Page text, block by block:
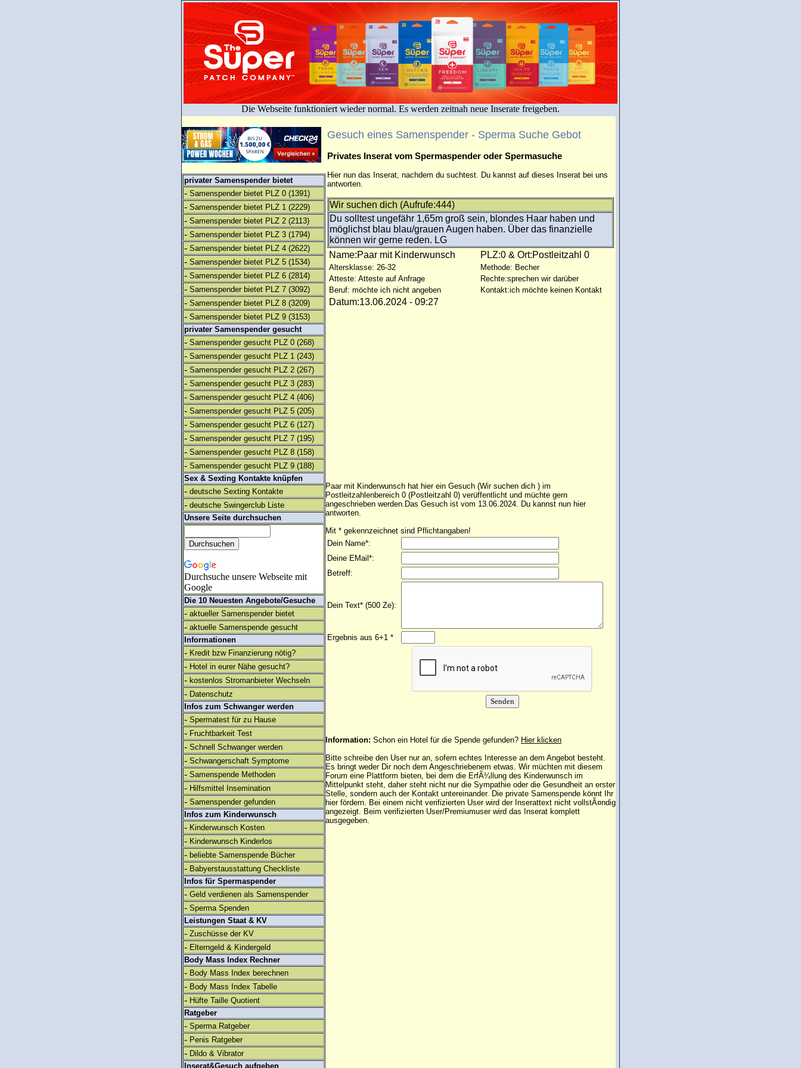
Die Webseite funktioniert wieder normal. Es werden zeitnah neue Inserate freigeben.
privater Samenspender bietet
- Samenspender bietet PLZ 0 (1391)
- Samenspender bietet PLZ 1 (2229)
- Samenspender bietet PLZ 2 (2113)
- Samenspender bietet PLZ 3 (1794)
- Samenspender bietet PLZ 4 (2622)
- Samenspender bietet PLZ 5 (1534)
- Samenspender bietet PLZ 6 (2814)
- Samenspender bietet PLZ 7 (3092)
- Samenspender bietet PLZ 8 (3209)
- Samenspender bietet PLZ 9 (3153)
privater Samenspender gesucht
- Samenspender gesucht PLZ 0 (268)
- Samenspender gesucht PLZ 1 (243)
- Samenspender gesucht PLZ 2 (267)
- Samenspender gesucht PLZ 3 (283)
- Samenspender gesucht PLZ 4 (406)
- Samenspender gesucht PLZ 5 (205)
- Samenspender gesucht PLZ 6 (127)
- Samenspender gesucht PLZ 7 (195)
- Samenspender gesucht PLZ 8 (158)
- Samenspender gesucht PLZ 9 (188)
Sex & Sexting Kontakte knüpfen
- deutsche Sexting Kontakte
- deutsche Swingerclub Liste
Unsere Seite durchsuchen
Durchsuche unsere Webseite mit
Google
Die 10 Neuesten Angebote/Gesuche
- aktueller Samenspender bietet
- aktuelle Samenspende gesucht
Informationen
- Kredit bzw Finanzierung nötig?
- Hotel in eurer Nähe gesucht?
- kostenlos Stromanbieter Wechseln
- Datenschutz
Infos zum Schwanger werden
- Spermatest für zu Hause
- Fruchtbarkeit Test
- Schnell Schwanger werden
- Schwangerschaft Symptome
- Samenspende Methoden
- Hilfsmittel Insemination
- Samenspender gefunden
Infos zum Kinderwunsch
- Kinderwunsch Kosten
- Kinderwunsch Kinderlos
- beliebte Samenspende Bücher
- Babyerstausstattung Checkliste
Infos für Spermaspender
- Geld verdienen als Samenspender
- Sperma Spenden
Leistungen Staat & KV
- Zuschüsse der KV
- Elterngeld & Kindergeld
Body Mass Index Rechner
- Body Mass Index berechnen
- Body Mass Index Tabelle
- Hüfte Taille Quotient
Ratgeber
- Sperma Ratgeber
- Penis Ratgeber
- Dildo & Vibrator
Inserat&Gesuch aufgeben
Gesuch eines Samenspender - Sperma Suche Gebot
Privates Inserat vom Spermaspender oder Spermasuche
Hier nun das Inserat, nachdem du suchtest. Du kannst auf dieses Inserat bei uns
antworten.
Wir suchen dich (Aufrufe:444)
Du solltest ungefähr 1,65m groß sein, blondes Haar haben und
möglichst blau blau/grauen Augen haben. Über das finanzielle
können wir gerne reden. LG
Name:Paar mit Kinderwunsch
PLZ:0 & Ort:Postleitzahl 0
Altersklasse: 26-32
Methode: Becher
Atteste: Atteste auf Anfrage
Rechte:sprechen wir darüber
Beruf: möchte ich nicht angeben
Kontakt:ich möchte keinen Kontakt
Datum:13.06.2024 - 09:27
Paar mit Kinderwunsch hat hier ein Gesuch (Wir suchen dich ) im
Postleitzahlenbereich 0 (Postleitzahl 0) verüffentlicht und müchte gern
angeschrieben werden.Das Gesuch ist vom 13.06.2024. Du kannst nun hier
antworten.
Mit * gekennzeichnet sind Pflichtangaben!
Dein Name*:
Deine EMail*:
Betreff:
Dein Text* (500 Ze):
Ergebnis aus 6+1 *
Information: Schon ein Hotel für die Spende gefunden? Hier klicken
Bitte schreibe den User nur an, sofern echtes Interesse an dem Angebot besteht.
Es bringt weder Dir noch dem Angeschriebenem etwas. Wir müchten mit diesem
Forum eine Plattform bieten, bei dem die ErfÃ¼llung des Kinderwunsch im
Mittelpunkt steht, daher steht nicht nur die Sympathie oder die Gesundheit an erster
Stelle, sondern auch der Kontakt untereinander. Die private Samenspende könnt Ihr
hier fördern. Bei einem nicht verifizierten User wird der Inserattext nicht vollstÃ¤ndig
angezeigt. Beim verifizierten User/Premiumuserwird das Inserat komplett
ausgegeben.